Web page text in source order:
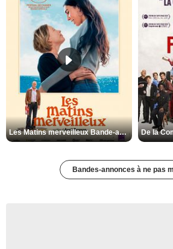
Les Matins merveilleux Bande-annonce VF
Bandes-annonces à ne pas